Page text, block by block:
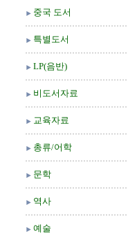
중국 도서
특별도서
LP(음반)
비도서자료
교육자료
총류/어학
문학
역사
예술